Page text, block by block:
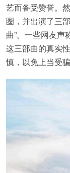
艺而备受赞誉。
圈，并出演了三
曲”。一些网友声
这三部曲的真实
慎，以免上当受骗